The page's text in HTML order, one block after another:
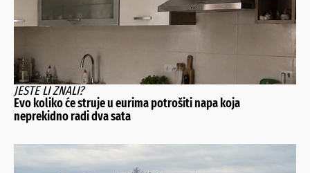
JESTE LI ZNALI?
Evo koliko će struje u eurima potrošiti napa koja
neprekidno radi dva sata